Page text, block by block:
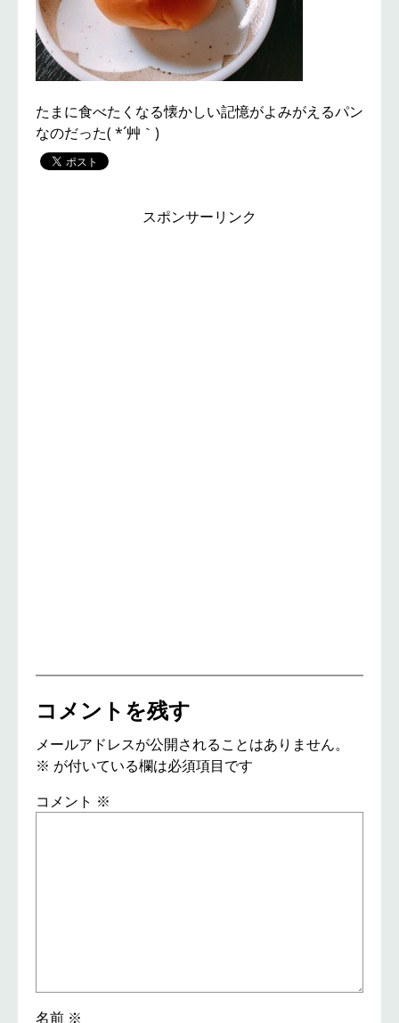
たまに食べたくなる懐かしい記憶がよみがえるパン
なのだった( *´艸｀)
スポンサーリンク
コメントを残す
メールアドレスが公開されることはありません。
※ が付いている欄は必須項目です
コメント ※
名前 ※